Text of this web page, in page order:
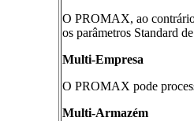
O PROMAX, ao contrário
os parâmetros Standard
Multi-Empresa
O PROMAX pode
Multi-Armazém